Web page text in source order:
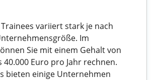
variiert stark je nach
Im
Sie mit einem Gehalt von
40.000 Euro pro Jahr rechnen.
bieten einige Unternehmen